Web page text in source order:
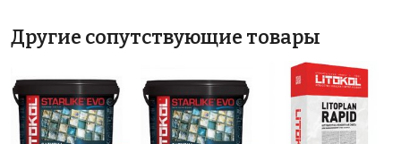
Другие сопутствующие товары